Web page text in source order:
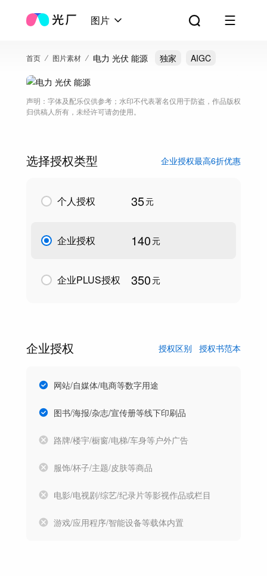
图片
首页 图片素材 电力 光伏 能源 独家 AIGC
声明：字体及配乐仅供参考；水印不代表署名仅用于防盗，作品版权
归供稿人所有，未经许可请勿使用。
选择授权类型 企业授权最高6折优惠
个人授权 35元
企业授权 140 元
企业PLUS授权 350元
企业授权 授权区别 授权书范本
网站/自媒体/电商等数字用途
图书/海报/杂志/宣传册等线下印刷品
路牌/楼宇/橱窗/电梯/车身等户外广告
服饰/杯子/主题/皮肤等商品
电影/电视剧/综艺/纪录片等影视作品或栏目
游戏/应用程序/智能设备等载体内置